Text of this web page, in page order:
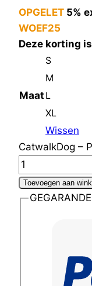
OPGELET 5%
WOEF25
Deze korting
Maat
S
M
L
XL
Wissen
CatwalkDog –
Toevoegen aan